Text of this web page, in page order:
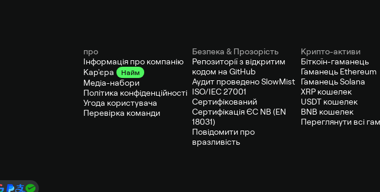
про
Інформація про компанію
Кар'єра
Найм
Медіа-набори
Політика конфіденційності
Угода користувача
Перевірка команди
Безпека & Прозорість
Репозиторії з відкритим
кодом на GitHub
Аудит проведено SlowMist
ISO/IEC 27001
Сертифікований
Сертифікація ЄС NB (EN
18031)
Повідомити про
вразливість
Крипто-активи
Біткоїн-гаманець
Гаманець Ethereum
Гаманець Solana
XRP кошелек
USDT кошелек
BNB кошелек
Переглянути всі